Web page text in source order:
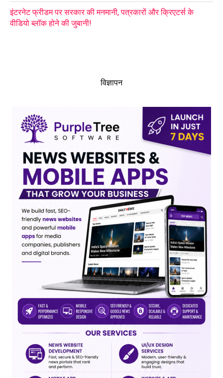
इंटरनेट फ्रीडम पर सरकार की मनमानी, पत्रकारों और क्रिएटर्स के
वीडियो ब्लॉक होने की जुबानी!
विज्ञापन